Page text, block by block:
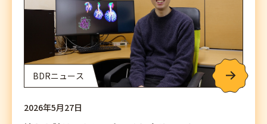
BDRニュース
2026年5月27日